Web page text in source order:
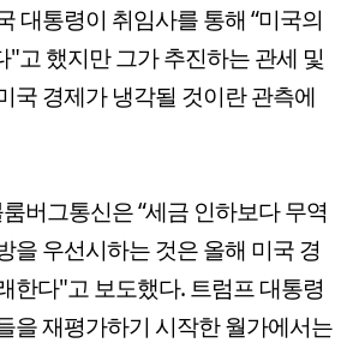
대통령이 취임사를 통해 “미국의
"고 했지만 그가 추진하는 관세 및
국 경제가 냉각될 것이란 관측에
버그통신은 “세금 인하보다 무역
을 우선시하는 것은 올해 미국 경
한다"고 보도했다. 트럼프 대통령
을 재평가하기 시작한 월가에서는